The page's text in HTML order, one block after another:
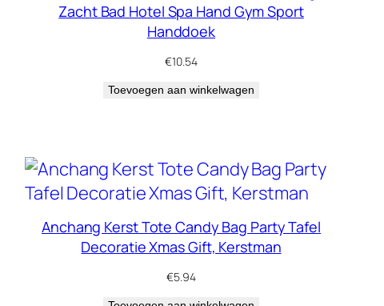
Zacht Bad Hotel Spa Hand Gym Sport
Handdoek
€10.54
Toevoegen aan winkelwagen
Anchang Kerst Tote Candy Bag Party Tafel
Decoratie Xmas Gift, Kerstman
€5.94